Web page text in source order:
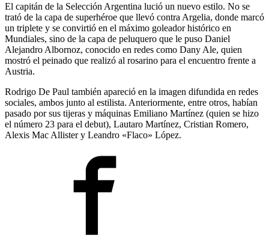
El capitán de la Selección Argentina lució un nuevo estilo. No se
trató de la capa de superhéroe que llevó contra Argelia, donde marcó
un triplete y se convirtió en el máximo goleador histórico en
Mundiales, sino de la capa de peluquero que le puso Daniel
Alejandro Albornoz, conocido en redes como Dany Ale, quien
mostró el peinado que realizó al rosarino para el encuentro frente a
Austria.
Rodrigo De Paul también apareció en la imagen difundida en redes
sociales, ambos junto al estilista. Anteriormente, entre otros, habían
pasado por sus tijeras y máquinas Emiliano Martínez (quien se hizo
el número 23 para el debut), Lautaro Martínez, Cristian Romero,
Alexis Mac Allister y Leandro «Flaco» López.